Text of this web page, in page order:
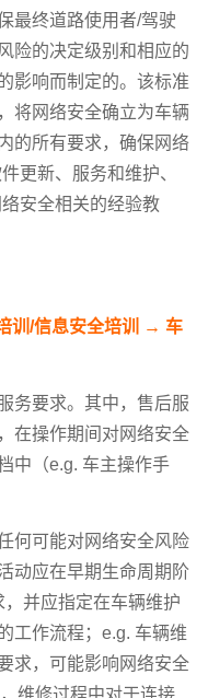
最终道路使用者/驾驶
险的决定级别和相应的
影响而制定的。该标准
将网络安全确立为车辆
的所有要求，确保网络
更新、服务和维护、
安全相关的经验教
训/信息安全培训 → 车
务要求。其中，售后服
在操作期间对网络安全
中（e.g. 车主操作手
何可能对网络安全风险
动应在早期生命周期阶
并应指定在车辆维护
工作流程；e.g. 车辆维
求，可能影响网络安全
维修过程中对于连接